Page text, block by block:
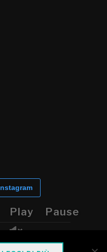
Play Pause